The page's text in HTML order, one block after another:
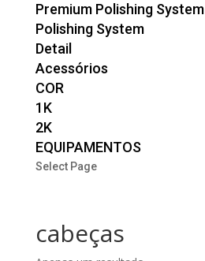
Premium Polishing System
Polishing System
Detail
Acessórios
COR
1K
2K
EQUIPAMENTOS
Select Page
cabeças